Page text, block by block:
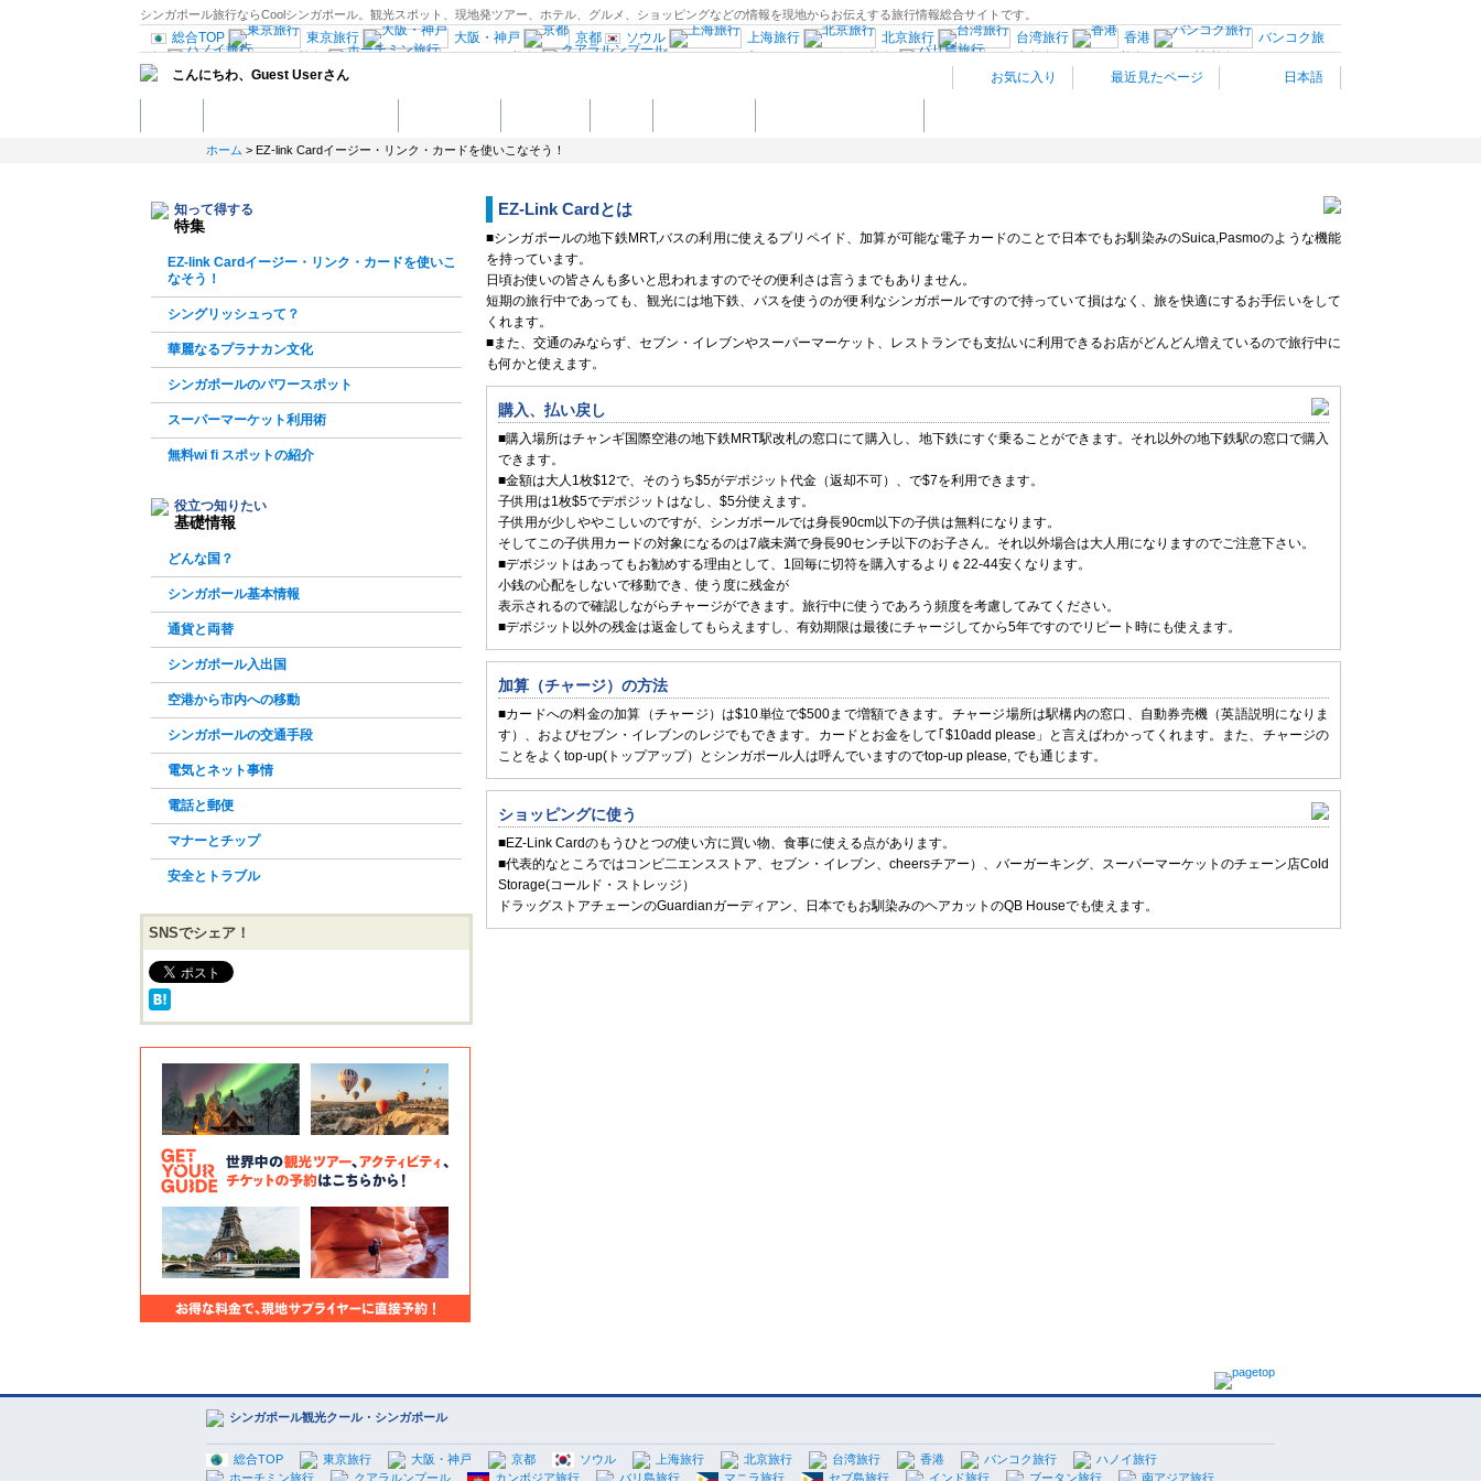
シンガポール旅行ならCoolシンガポール。観光スポット、現地発ツアー、ホテル、グルメ、ショッピングなどの情報を現地からお伝えする旅行情報総合サイトです。
総合TOP 東京旅行 大阪・神戸 京都 ソウル 上海旅行 北京旅行 台湾旅行 香港
バンコク旅
行
ハノイ旅行 ホーチミン旅行 クアラルンプール カンボジア旅行 バリ島旅行 マニラ旅行
セブ島旅行
インド旅行
南仏プロヴァンス
モナコ
中央イタリア ミラノ旅行
スウェーデン旅行 ノルウェー旅行
ポーランド旅行
クロアチア旅行
ラスベガス旅行
リオデジャネイロ旅行
古民家宿”Coolシリーズ”
こんにちわ、 Guest Userさん お気に入り 最近見たページ 日本語
ホーム > EZ-link Cardイージー・リンク・カードを使いこなそう！
EZ-Link Cardとは
■シンガポールの地下鉄MRT,バスの利用に使えるプリペイド、加算が可能な電子カードのことで日本でもお馴染みのSuica,Pasmoのような機能
を持っています。
日頃お使いの皆さんも多いと思われますのでその便利さは言うまでもありません。
短期の旅行中であっても、観光には地下鉄、バスを使うのが便利なシンガポールですので持っていて損はなく、旅を快適にするお手伝いをして
くれます。
■また、交通のみならず、セブン・イレブンやスーパーマーケット、レストランでも支払いに利用できるお店がどんどん増えているので旅行中に
も何かと使えます。
購入、払い戻し
■購入場所はチャンギ国際空港の地下鉄MRT駅改札の窓口にて購入し、地下鉄にすぐ乗ることができます。それ以外の地下鉄駅の窓口で購入
できます。
■金額は大人1枚$12で、そのうち$5がデポジット代金（返却不可）、で$7を利用できます。
子供用は1枚$5でデポジットはなし、$5分使えます。
子供用が少しややこしいのですが、シンガポールでは身長90cm以下の子供は無料になります。
そしてこの子供用カードの対象になるのは7歳未満で身長90センチ以下のお子さん。それ以外場合は大人用になりますのでご注意下さい。
■デポジットはあってもお勧めする理由として、1回毎に切符を購入するより￠22-44安くなります。
小銭の心配をしないで移動でき、使う度に残金が
表示されるので確認しながらチャージができます。旅行中に使うであろう頻度を考慮してみてください。
■デポジット以外の残金は返金してもらえますし、有効期限は最後にチャージしてから5年ですのでリピート時にも使えます。
加算（チャージ）の方法
■カードへの料金の加算（チャージ）は$10単位で$500まで増額できます。チャージ場所は駅構内の窓口、自動券売機（英語説明になりま
す）、およびセブン・イレブンのレジでもできます。カードとお金をして｢$10add please」と言えばわかってくれます。また、チャージの
ことをよくtop-up(トップアップ）とシンガポール人は呼んでいますのでtop-up please, でも通じます。
ショッピングに使う
■EZ-Link Cardのもうひとつの使い方に買い物、食事に使える点があります。
■代表的なところではコンビ二エンスストア、セブン・イレブン、cheersチアー）、バーガーキング、スーパーマーケットのチェーン店Cold
Storage(コールド・ストレッジ）
ドラッグストアチェーンのGuardianガーディアン、日本でもお馴染みのヘアカットのQB Houseでも使えます。
知って得する
特集
EZ-link Cardイージー・リンク・カードを使いこ
なそう！
シングリッシュって？
華麗なるプラナカン文化
シンガポールのパワースポット
スーパーマーケット利用術
無料wi fi スポットの紹介
役立つ知りたい
基礎情報
どんな国？
シンガポール基本情報
通貨と両替
シンガポール入出国
空港から市内への移動
シンガポールの交通手段
電気とネット事情
電話と郵便
マナーとチップ
安全とトラブル
SNSでシェア！
シンガポール観光クール・シンガポール
総合TOP 東京旅行 大阪・神戸 京都 ソウル 上海旅行 北京旅行 台湾旅行 香港 バンコク旅行
ハノイ旅行
ホーチミン旅行
クアラルンプール カンボジア旅行 バリ島旅行 マニラ旅行 セブ島旅行 インド旅行 ブータン旅行 南アジア旅行